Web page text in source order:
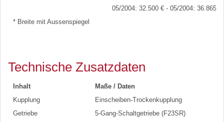
05/2004: 32.500 € - 05/2004: 36.865 €
* Breite mit Aussenspiegel
Technische Zusatzdaten
Inhalt
Maße / Daten
Kupplung
Einscheiben-Trockenkupplung
Getriebe
5-Gang-Schaltgetriebe (F23SR)